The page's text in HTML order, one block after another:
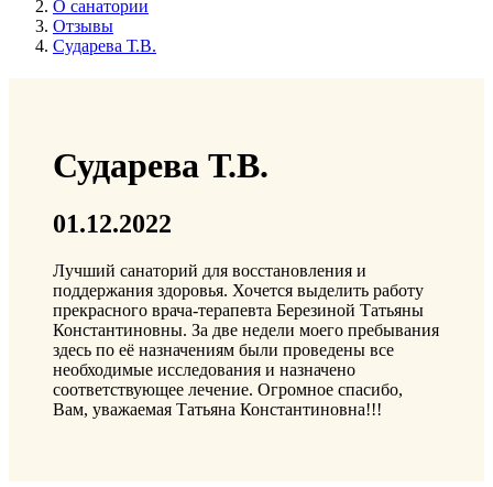
О санатории
Отзывы
Сударева Т.В.
Сударева Т.В.
01.12.2022
Лучший санаторий для восстановления и
поддержания здоровья. Хочется выделить работу
прекрасного врача-терапевта Березиной Татьяны
Константиновны. За две недели моего пребывания
здесь по её назначениям были проведены все
необходимые исследования и назначено
соответствующее лечение. Огромное спасибо,
Вам, уважаемая Татьяна Константиновна!!!